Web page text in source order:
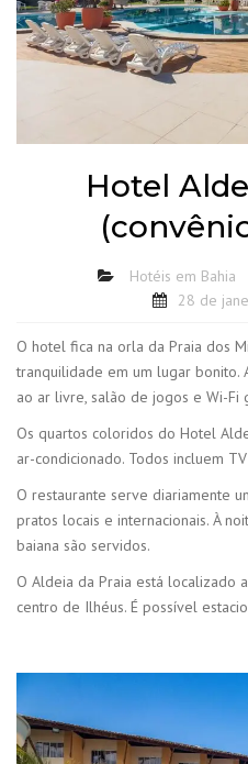
Hotel
Hotéis em Bahia
28 de
O hotel fica na orla da Praia dos
tranquilidade em um lugar bonito.
ao ar livre, salão de jogos e Wi-Fi
Os quartos coloridos do Hotel
ar-condicionado. Todos incluem
O restaurante serve diariamente
pratos locais e internacionais. À
baiana são servidos.
O Aldeia da Praia está localizado
centro de Ilhéus. É possível